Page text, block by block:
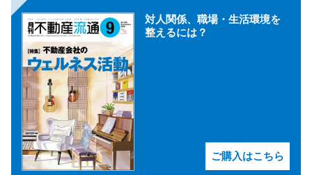
対人関係、職場・生活環境を
整えるには？
ご購入はこちら